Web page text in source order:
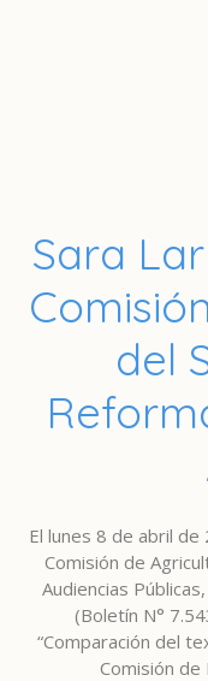
Sara
del
El lunes 8 de abril
Comisión de
Audiencias
(Boletín N°
“Comparación del
Comisión de